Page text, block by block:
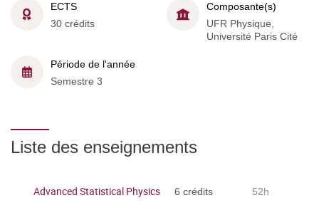
ECTS
30 crédits
Composante(s)
UFR Physique,
Université Paris Cité
Période de l'année
Semestre 3
Liste des enseignements
Advanced Statistical Physics 6 crédits 52h